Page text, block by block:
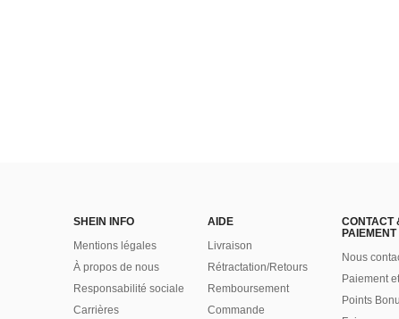
SHEIN INFO
Mentions légales
À propos de nous
Responsabilité sociale
Carrières
AIDE
Livraison
Rétractation/Retours
Remboursement
Commande
CONTACT
PAIEMENT
Nous
Paiement
Points